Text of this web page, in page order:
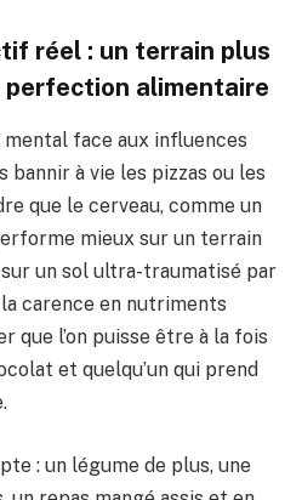
réel : un terrain plus
perfection alimentaire
face aux influences
bannir à vie les pizzas ou les
que le cerveau, comme un
mieux sur un terrain
un sol ultra-traumatisé par
carence en nutriments
que l’on puisse être à la fois
et quelqu’un qui prend
: un légume de plus, une